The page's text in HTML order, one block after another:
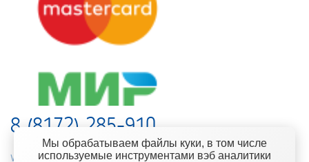
8 (8172) 285-910
web-support@kontinent.ru
Мы обрабатываем файлы куки, в том числе
используемые инструментами вэб аналитики